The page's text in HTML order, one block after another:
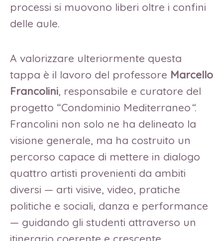
processi si muovono liberi oltre i confini
delle aule.
A valorizzare ulteriormente questa
tappa è il lavoro del professore Marcello
Francolini, responsabile e curatore del
progetto “Condominio Mediterraneo“.
Francolini non solo ne ha delineato la
visione generale, ma ha costruito un
percorso capace di mettere in dialogo
quattro artisti provenienti da ambiti
diversi — arti visive, video, pratiche
politiche e sociali, danza e performance
— guidando gli studenti attraverso un